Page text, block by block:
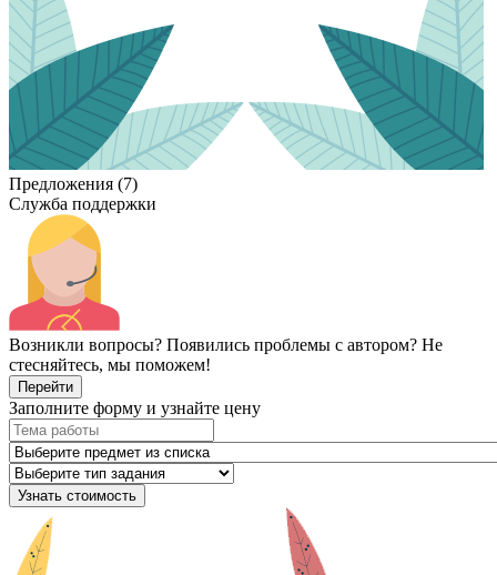
Предложения (7)
Служба поддержки
Возникли вопросы? Появились проблемы с автором? Не
стесняйтесь, мы поможем!
Перейти
Заполните форму и узнайте цену
Узнать стоимость